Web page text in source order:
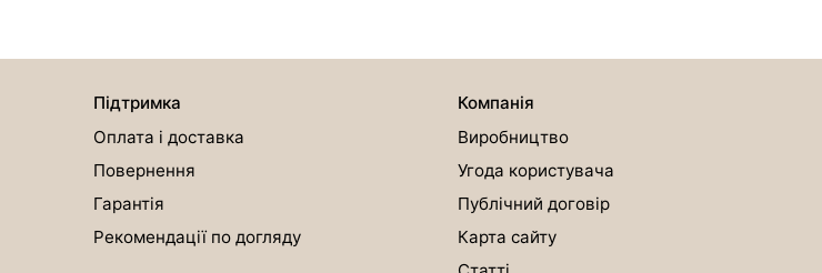
Підтримка
Оплата і доставка
Повернення
Гарантія
Рекомендації по догляду
Компанія
Виробництво
Угода користувача
Публічний договір
Карта сайту